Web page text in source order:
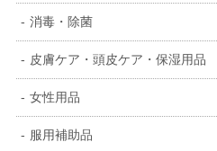
消毒・除菌
皮膚ケア・頭皮ケア・保湿用品
女性用品
服用補助品